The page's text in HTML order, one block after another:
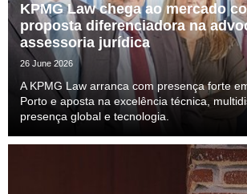
KPMG Law chega ao mercado
proposta diferenciadora na
assessoria jurídica
26 June 2026
A KPMG Law arranca com presença forte
Porto e aposta na excelência técnica,
presença global e tecnologia.